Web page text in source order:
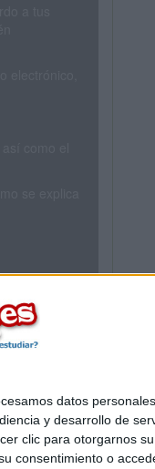
datos
y desarrollo de
clic para otorgarnos
consentimiento o
|Anúnciate
generales|Política de
Madrid [ESPAÑA]